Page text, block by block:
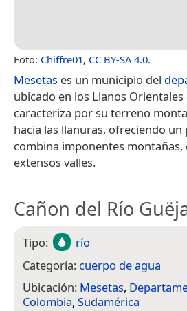
Foto: Chiffre01, CC BY-SA 4.0.
Mesetas es un municipio del
ubicado en los Llanos Orientales
caracteriza por su terreno
hacia las llanuras, ofreciendo un
combina imponentes montañas,
extensos valles.
Cañon del Río
Tipo:
río
Categoría: cuerpo de agua
Ubicación: Mesetas,
Colombia, Sudamérica